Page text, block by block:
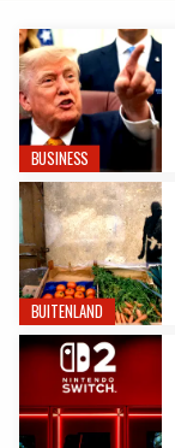
BUSINESS
BUITENLAND